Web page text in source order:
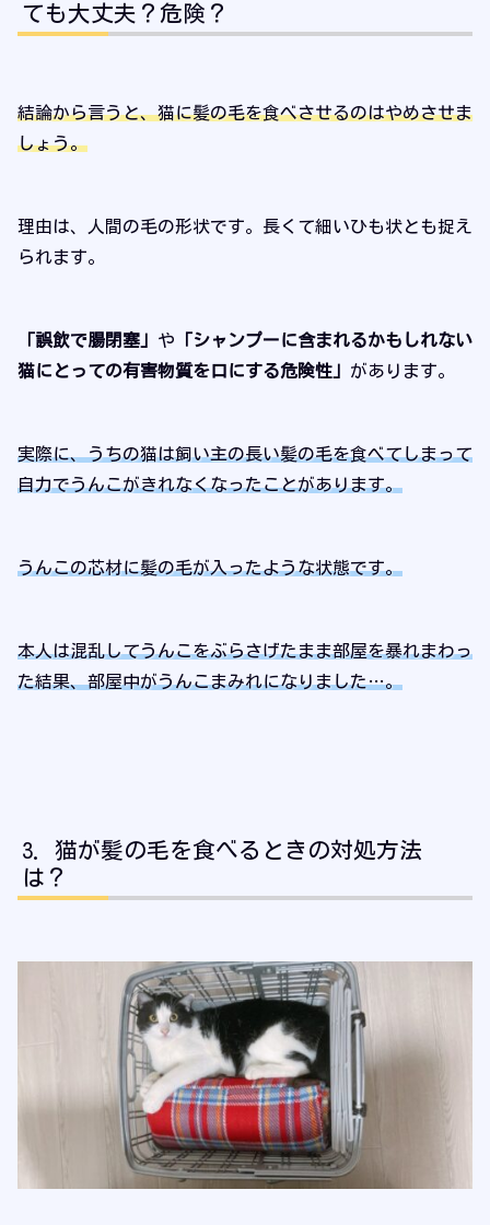
ても大丈夫？危険？
結論から言うと、猫に髪の毛を食べさせるのはやめさせま
しょう。
理由は、人間の毛の形状です。長くて細いひも状とも捉え
られます。
「誤飲で腸閉塞」 や 「シャンプーに含まれるかもしれない
猫にとっての有害物質を口にする危険性」 があります。
実際に、うちの猫は飼い主の長い髪の毛を食べてしまって
自力でうんこがきれなくなったことがあります。
うんこの芯材に髪の毛が入ったような状態です。
本人は混乱してうんこをぶらさげたまま部屋を暴れまわっ
た結果、部屋中がうんこまみれになりました…。
猫が髪の毛を食べるときの対処方法
は？